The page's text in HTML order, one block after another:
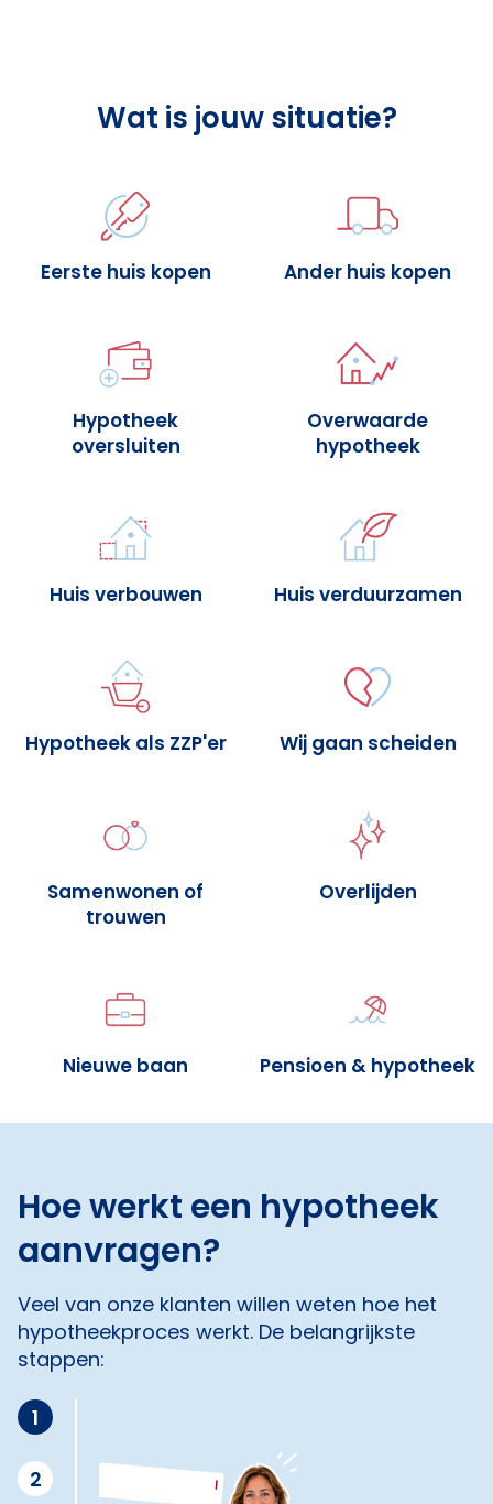
Wat is jouw situatie?
Eerste huis kopen Ander huis kopen
Hypotheek
oversluiten
Overwaarde
hypotheek
Huis verbouwen Huis verduurzamen
Hypotheek als ZZP'er Wij gaan scheiden
Samenwonen of
trouwen
Overlijden
Nieuwe baan Pensioen & hypotheek
Hoe werkt een hypotheek
aanvragen?
Veel van onze klanten willen weten hoe het
hypotheekproces werkt. De belangrijkste
stappen:
1
2